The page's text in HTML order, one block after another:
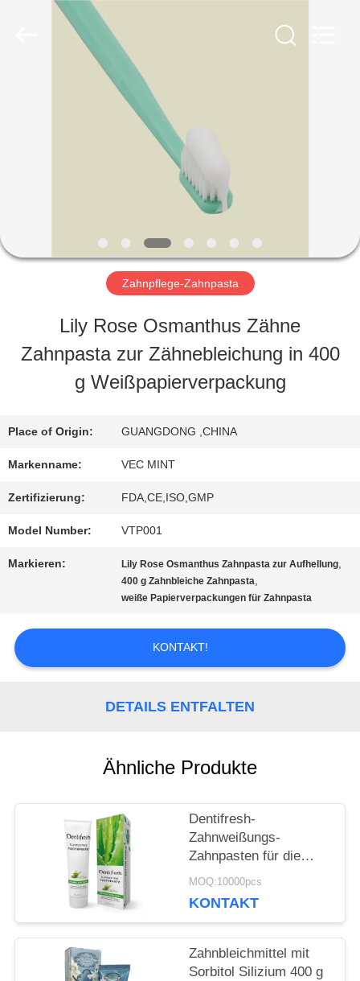
ÜBER
FABRIK-
AUSFLUG
TRETEN
IN
EIN
SEITENVERZEICHNIS
DATENSCHUTZ-
Zahnpflege-Zahnpasta
Lily Rose Osmanthus Zähne
Zahnpasta zur Zähnebleichung in 400
g Weißpapierverpackung
Place of Origin: GUANGDONG ,CHINA
Markenname: VEC MINT
Zertifizierung: FDA,CE,ISO,GMP
Model Number: VTP001
Markieren: Lily Rose Osmanthus Zahnpasta zur Aufhellung,
400 g Zahnbleiche Zahnpasta,
weiße Papierverpackungen für Zahnpasta
KONTAKT!
DETAILS ENTFALTEN
Ähnliche Produkte
Dentifresh-
Zahnweißungs-
Zahnpasten für die
Berufszahnpflege nicht
MOQ:10000pcs
KONTAKT
Zahnbleichmittel mit
Sorbitol Silizium 400 g